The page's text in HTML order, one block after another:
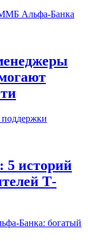
5 историй
Т-